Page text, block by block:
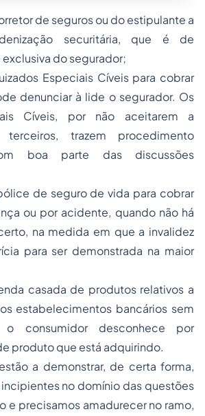
de seguros ou do estipulante a
securitária, que é de
do segurador;
Especiais Cíveis para cobrar
denunciar à lide o segurador. Os
Cíveis, por não aceitarem a
trazem procedimento
boa parte das discussões
de seguro de vida para cobrar
ou por acidente, quando não há
na medida em que a invalidez
para ser demonstrada na maior
casada de produtos relativos a
estabelecimentos bancários sem
o consumidor desconhece por
produto que está adquirindo.
a demonstrar, de certa forma,
no domínio das questões
e precisamos amadurecer no ramo,